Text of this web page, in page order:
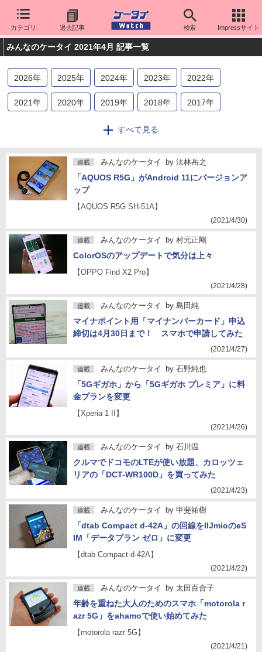
カテゴリ 過去記事 検索 Impressサイト
みんなのケータイ 2021年4月 記事一覧
2026年 2025年 2024年 2023年 2022年
2021年 2020年 2019年 2018年 2017年
2014年 2013
すべて見る
連載 みんなのケータイ by 法林岳之
「AQUOS R5G」がAndroid 11にバージョンア
ップ
【AQUOS R5G SH-51A】
(2021/4/30)
連載 みんなのケータイ by 村元正剛
ColorOSのアップデートで気分は上々
【OPPO Find X2 Pro】
(2021/4/28)
連載 みんなのケータイ by 島田純
マイナポイント用「マイナンバーカード」申込
締切は4月30日まで！ スマホで申請してみた
(2021/4/27)
連載 みんなのケータイ by 石野純也
「5Gギガホ」から「5Gギガホ プレミア」に料
金プランを変更
【Xperia 1 II】
(2021/4/26)
連載 みんなのケータイ by 石川温
クルマでドコモのLTEが使い放題、カロッツェ
リアの「DCT-WR100D」を買ってみた
(2021/4/23)
連載 みんなのケータイ by 甲斐祐樹
「dtab Compact d-42A」の回線をIIJmioのeS
IM「データプラン ゼロ」に変更
【dtab Compact d-42A】
(2021/4/22)
連載 みんなのケータイ by 太田百合子
年齢を重ねた大人のためのスマホ「motorola r
azr 5G」をahamoで使い始めてみた
【motorola razr 5G】
(2021/4/21)